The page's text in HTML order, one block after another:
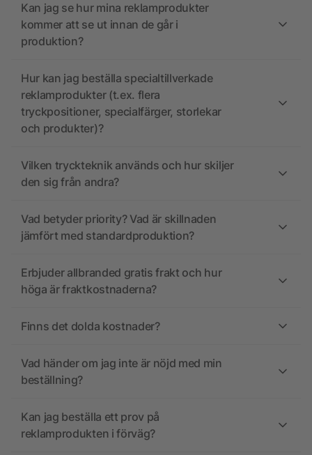
Kan jag se hur mina reklamprodukter
kommer att se ut innan de går i
produktion?
Hur kan jag beställa specialtillverkade
reklamprodukter (t.ex. flera
tryckpositioner, specialfärger, storlekar
och produkter)?
Vilken tryckteknik används och hur skiljer
den sig från andra?
Vad betyder priority? Vad är skillnaden
jämfört med standardproduktion?
Erbjuder allbranded gratis frakt och hur
höga är fraktkostnaderna?
Finns det dolda kostnader?
Vad händer om jag inte är nöjd med min
beställning?
Kan jag beställa ett prov på
reklamprodukten i förväg?